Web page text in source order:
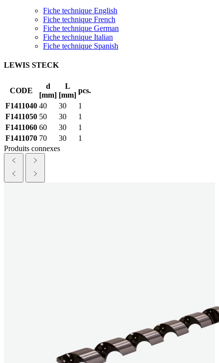
Fiche technique English
Fiche technique French
Fiche technique German
Fiche technique Italian
Fiche technique Spanish
LEWIS STECK
CODE
d
[mm]
L
[mm]
pcs.
F1411040 40 30
1
F1411050 50 30
1
F1411060 60 30
1
F1411070 70 30
1
Produits connexes